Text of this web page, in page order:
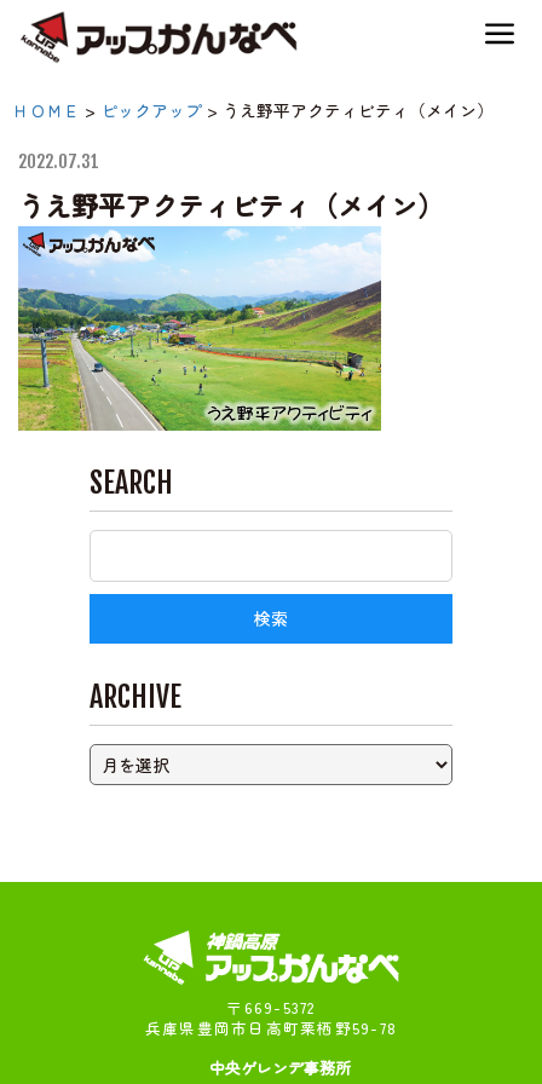
うえ野平アクティビティ
（メイン）|【公式】アッ
プかんなべ｜兵庫県豊岡
市・関西 アウトドア・
キャンプ場・熱気球・高
原アクティビティ
夏のスキー場も「かなり遊べる」！
神鍋高原アクティビティ
交通アクセス
宿泊案内
神鍋高原体育館
ライブカメラ
ＨＯＭＥ > ピックアップ > うえ野平アクティビティ（メイン）
2022.07.31
うえ野平アクティビティ（メイン）
SEARCH
ARCHIVE
〒669-5372
兵庫県豊岡市日高町栗栖野59-78
中央ゲレンデ事務所